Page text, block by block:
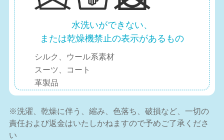
水洗いができない、
または乾燥機禁止の表示があるもの
シルク、ウール系素材
スーツ、コート
革製品
※洗濯、乾燥に伴う、縮み、色落ち、破損など、一切の
責任および返金はいたしかねますので予めご了承くださ
い